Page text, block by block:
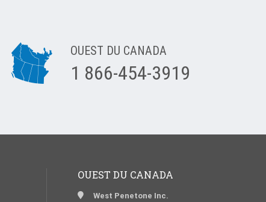
OUEST DU CANADA
1 866-454-3919
OUEST DU CANADA
West Penetone Inc.